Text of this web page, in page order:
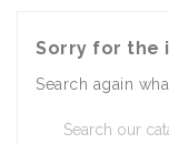
Sorry for the
Search again